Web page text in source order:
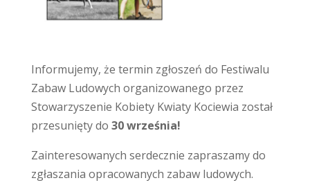
Informujemy, że termin zgłoszeń do Festiwalu
Zabaw Ludowych organizowanego przez
Stowarzyszenie Kobiety Kwiaty Kociewia został
przesunięty do 30 września!
Zainteresowanych serdecznie zapraszamy do
zgłaszania opracowanych zabaw ludowych.